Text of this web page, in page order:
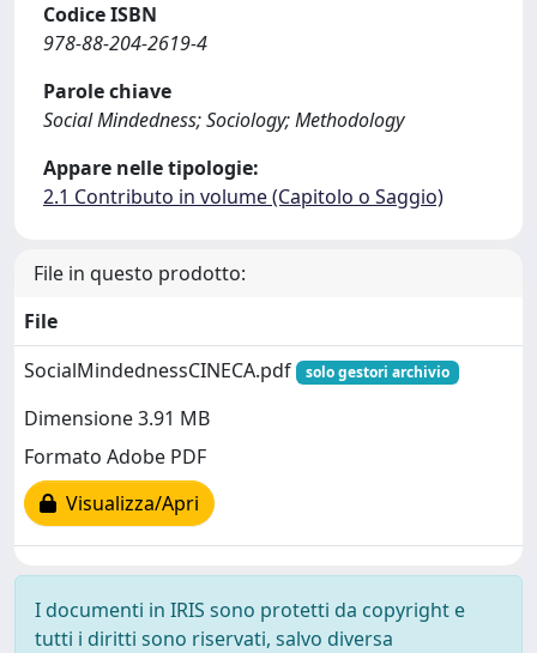
Codice ISBN
978-88-204-2619-4
Parole chiave
Social Mindedness; Sociology; Methodology
Appare nelle tipologie:
2.1 Contributo in volume (Capitolo o Saggio)
File in questo prodotto:
File
SocialMindednessCINECA.pdf
solo gestori archivio
Dimensione 3.91 MB
Formato Adobe PDF
Visualizza/Apri
I documenti in IRIS sono protetti da copyright e
tutti i diritti sono riservati, salvo diversa